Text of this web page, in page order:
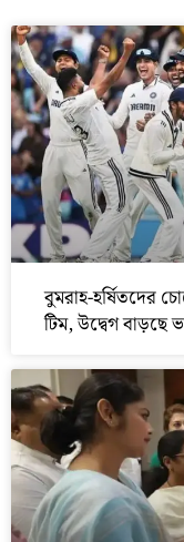
বুমরাহ-হর্ষিতদের
টিম, উদ্বেগ বাড়ছে